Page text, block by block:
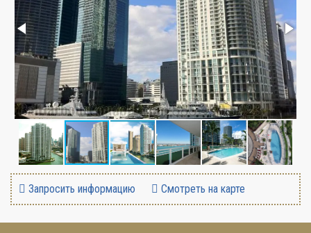
Запросить информацию Смотреть на карте